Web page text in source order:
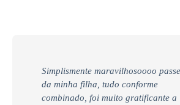
Simplismente maravilhosoooo
da minha filha, tudo conforme
combinado, foi muito gratificante a